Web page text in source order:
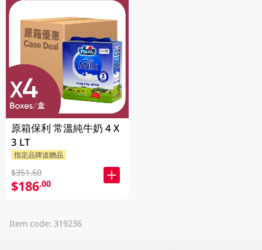
原箱保利 常溫純牛奶 4 X
3 LT
指定品牌送贈品
$351.60
$186.00
Item code: 319236